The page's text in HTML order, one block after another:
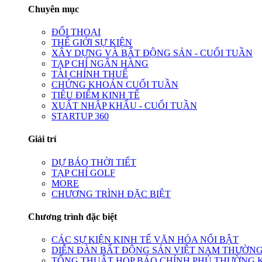
Chuyên mục
ĐỐI THOẠI
THẾ GIỚI SỰ KIỆN
XÂY DỰNG VÀ BẤT ĐỘNG SẢN - CUỐI TUẦN
TẠP CHÍ NGÂN HÀNG
TÀI CHÍNH THUẾ
CHỨNG KHOÁN CUỐI TUẦN
TIÊU ĐIỂM KINH TẾ
XUẤT NHẬP KHẨU - CUỐI TUẦN
STARTUP 360
Giải trí
DỰ BÁO THỜI TIẾT
TẠP CHÍ GOLF
MORE
CHƯƠNG TRÌNH ĐẶC BIỆT
Chương trình đặc biệt
CÁC SỰ KIỆN KINH TẾ VĂN HÓA NỔI BẬT
DIỄN ĐÀN BẤT ĐỘNG SẢN VIỆT NAM